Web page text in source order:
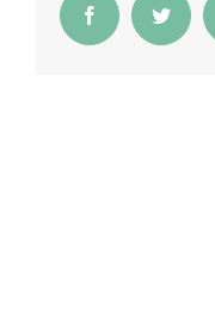
FacebookTwitter